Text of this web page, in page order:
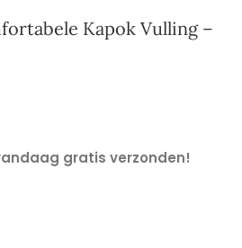
Kapok Vulling –
gratis verzonden!